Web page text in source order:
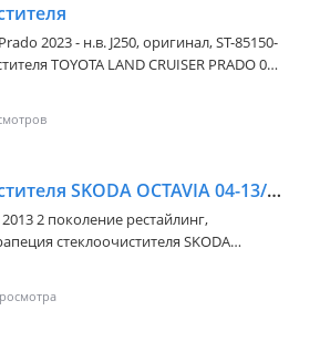
2023 - н.в. J250, оригинал, ST-85150-
Трапеция стеклоочистителя SKODA OCTAVIA 04-13/VW JETTA 06-11/GOLF VI 09-13
2 поколение рестайлинг,